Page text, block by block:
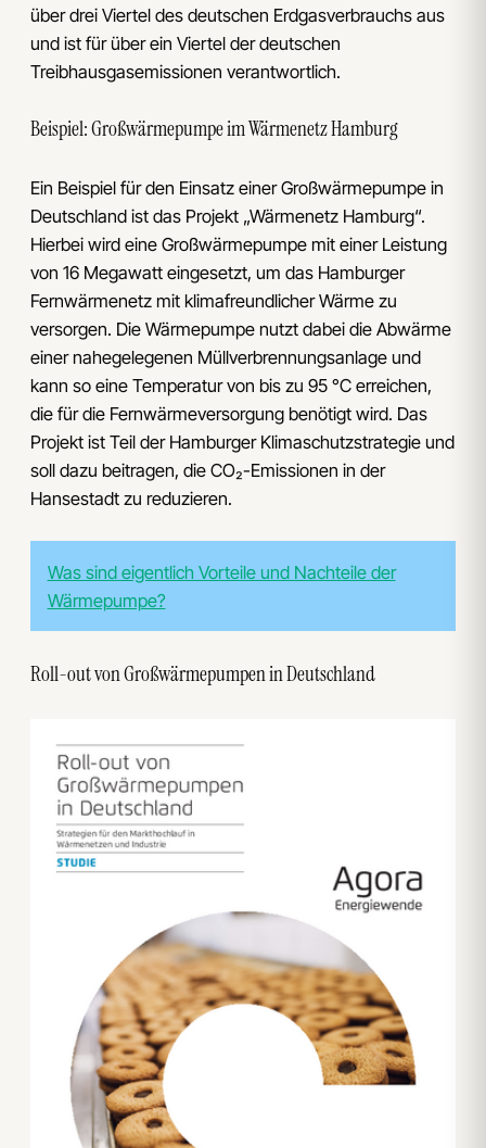
über drei Viertel des deutschen Erdgasverbrauchs aus
und ist für über ein Viertel der deutschen
Treibhausgasemissionen verantwortlich.
Beispiel: Großwärmepumpe im Wärmenetz Hamburg
Ein Beispiel für den Einsatz einer Großwärmepumpe in
Deutschland ist das Projekt „Wärmenetz Hamburg“.
Hierbei wird eine Großwärmepumpe mit einer Leistung
von 16 Megawatt eingesetzt, um das Hamburger
Fernwärmenetz mit klimafreundlicher Wärme zu
versorgen. Die Wärmepumpe nutzt dabei die Abwärme
einer nahegelegenen Müllverbrennungsanlage und
kann so eine Temperatur von bis zu 95 °C erreichen,
die für die Fernwärmeversorgung benötigt wird. Das
Projekt ist Teil der Hamburger Klimaschutzstrategie und
soll dazu beitragen, die CO₂-Emissionen in der
Hansestadt zu reduzieren.
Was sind eigentlich Vorteile und Nachteile der
Wärmepumpe?
Roll-out von Großwärmepumpen in Deutschland